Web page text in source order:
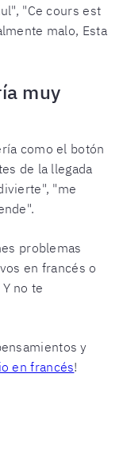
"Ce cours est
malo, Esta
muy
como el botón
de la llegada
"me
problemas
en francés o
no te
y
en francés!